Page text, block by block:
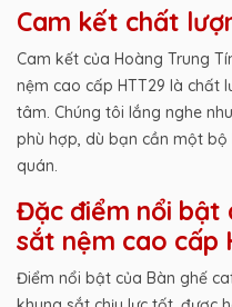
Cam kết chất
Cam kết của Hoàng Trung
nệm cao cấp HTT29 là chất
tâm. Chúng tôi lắng nghe
phù hợp, dù bạn cần một
quán.
Đặc điểm nổi bật
sắt nệm cao cấp
Điểm nổi bật của Bàn ghế